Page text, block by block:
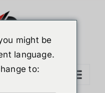
might be
language.
to: